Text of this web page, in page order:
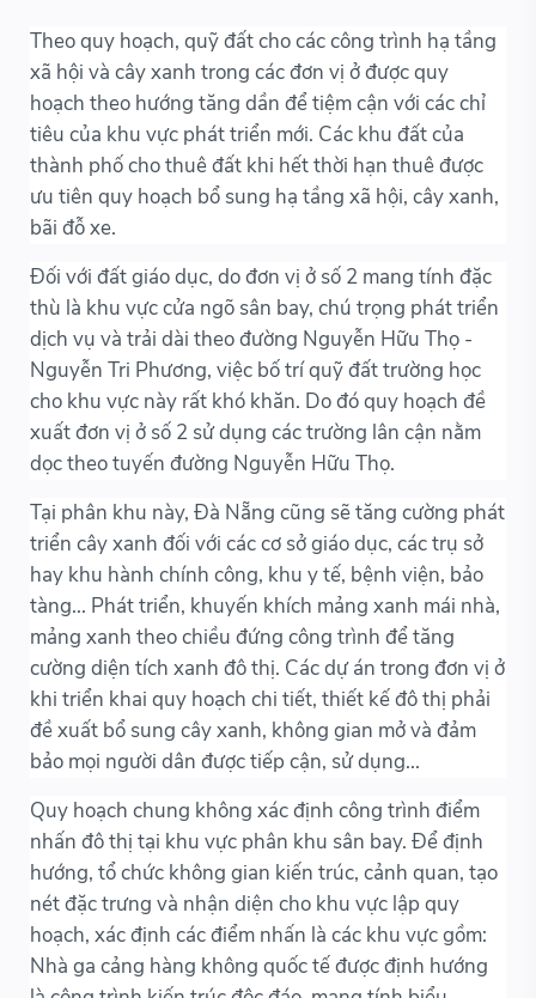
Theo quy hoạch, quỹ đất cho các công trình hạ tầng
xã hội và cây xanh trong các đơn vị ở được quy
hoạch theo hướng tăng dần để tiệm cận với các chỉ
tiêu của khu vực phát triển mới. Các khu đất của
thành phố cho thuê đất khi hết thời hạn thuê được
ưu tiên quy hoạch bổ sung hạ tầng xã hội, cây xanh,
bãi đỗ xe.
Đối với đất giáo dục, do đơn vị ở số 2 mang tính đặc
thù là khu vực cửa ngõ sân bay, chú trọng phát triển
dịch vụ và trải dài theo đường Nguyễn Hữu Thọ -
Nguyễn Tri Phương, việc bố trí quỹ đất trường học
cho khu vực này rất khó khăn. Do đó quy hoạch đề
xuất đơn vị ở số 2 sử dụng các trường lân cận nằm
dọc theo tuyến đường Nguyễn Hữu Thọ.
Tại phân khu này, Đà Nẵng cũng sẽ tăng cường phát
triển cây xanh đối với các cơ sở giáo dục, các trụ sở
hay khu hành chính công, khu y tế, bệnh viện, bảo
tàng... Phát triển, khuyến khích mảng xanh mái nhà,
mảng xanh theo chiều đứng công trình để tăng
cường diện tích xanh đô thị. Các dự án trong đơn vị ở
khi triển khai quy hoạch chi tiết, thiết kế đô thị phải
đề xuất bổ sung cây xanh, không gian mở và đảm
bảo mọi người dân được tiếp cận, sử dụng...
Quy hoạch chung không xác định công trình điểm
nhấn đô thị tại khu vực phân khu sân bay. Để định
hướng, tổ chức không gian kiến trúc, cảnh quan, tạo
nét đặc trưng và nhận diện cho khu vực lập quy
hoạch, xác định các điểm nhấn là các khu vực gồm:
Nhà ga cảng hàng không quốc tế được định hướng